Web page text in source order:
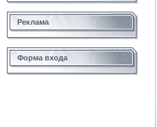
Реклама
Форма входа